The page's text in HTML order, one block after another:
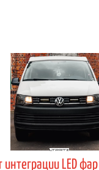
интеграции LED